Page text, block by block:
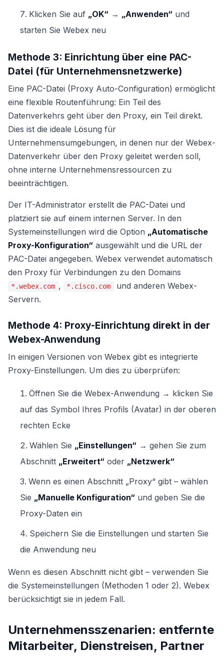
Klicken Sie auf „OK“ → „Anwenden“ und
starten Sie Webex neu
Methode 3: Einrichtung über eine PAC-
Datei (für Unternehmensnetzwerke)
Eine PAC-Datei (Proxy Auto-Configuration) ermöglicht
eine flexible Routenführung: Ein Teil des
Datenverkehrs geht über den Proxy, ein Teil direkt.
Dies ist die ideale Lösung für
Unternehmensumgebungen, in denen nur der Webex-
Datenverkehr über den Proxy geleitet werden soll,
ohne interne Unternehmensressourcen zu
beeinträchtigen.
Der IT-Administrator erstellt die PAC-Datei und
platziert sie auf einem internen Server. In den
Systemeinstellungen wird die Option „Automatische
Proxy-Konfiguration“ ausgewählt und die URL der
PAC-Datei angegeben. Webex verwendet automatisch
den Proxy für Verbindungen zu den Domains
*.webex.com , *.cisco.com
und anderen Webex-
Servern.
Methode 4: Proxy-Einrichtung direkt in der
Webex-Anwendung
In einigen Versionen von Webex gibt es integrierte
Proxy-Einstellungen. Um dies zu überprüfen:
Öffnen Sie die Webex-Anwendung → klicken Sie
auf das Symbol Ihres Profils (Avatar) in der oberen
rechten Ecke
Wählen Sie „Einstellungen“ → gehen Sie zum
Abschnitt „Erweitert“ oder „Netzwerk“
Wenn es einen Abschnitt „Proxy“ gibt – wählen
Sie „Manuelle Konfiguration“ und geben Sie die
Proxy-Daten ein
Speichern Sie die Einstellungen und starten Sie
die Anwendung neu
Wenn es diesen Abschnitt nicht gibt – verwenden Sie
die Systemeinstellungen (Methoden 1 oder 2). Webex
berücksichtigt sie in jedem Fall.
Unternehmensszenarien: entfernte
Mitarbeiter, Dienstreisen, Partner